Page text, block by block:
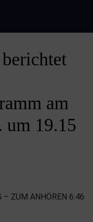
am
um 19.15
– ZUM ANHÖREN 6:46